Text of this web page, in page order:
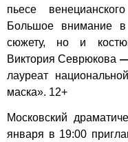
пьесе
Большое внимание в
сюжету, но и
Виктория Севрюкова
лауреат
маска». 12+
Московский
января в 19:00